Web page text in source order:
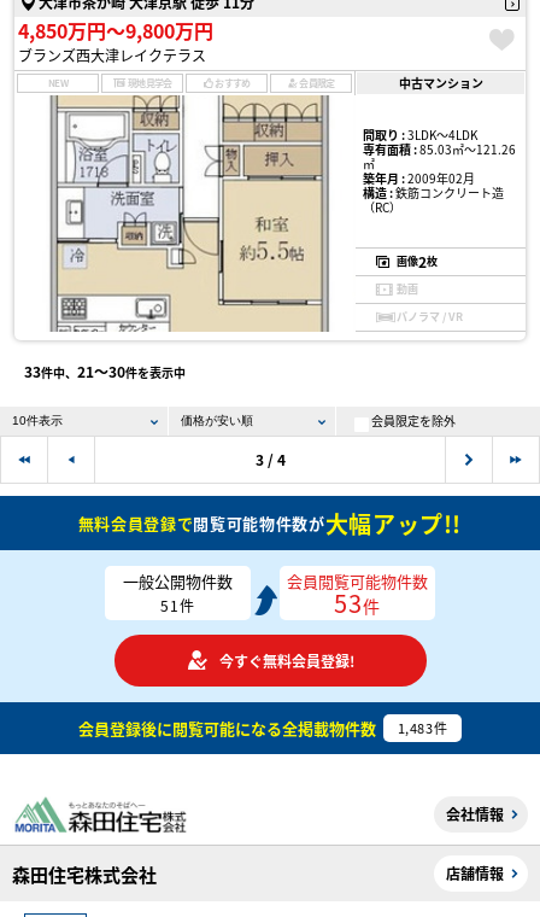
4,850万円〜9,800万円
ブランズ西大津レイクテラス
NEW 現地見学会 おすすめ 会員限定 中古マンション
間取り :3LDK〜4LDK
専有面積 :85.03㎡〜121.26
㎡
築年月 :2009年02月
構造 :鉄筋コンクリート造
（RC）
画像2枚
動画
パノラマ / VR
33件中、 21〜30件を表示中
会員限定を除外
3 / 4
無料会員登録で閲覧可能物件数が大幅アップ!!
一般公開物件数
51件
会員閲覧可能物件数
53件
今すぐ無料会員登録!
会員登録後に閲覧可能になる全掲載物件数 1,483件
会社情報
森田住宅株式会社 店舗情報